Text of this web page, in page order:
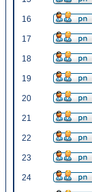
16
17
18
19
20
21
22
23
24